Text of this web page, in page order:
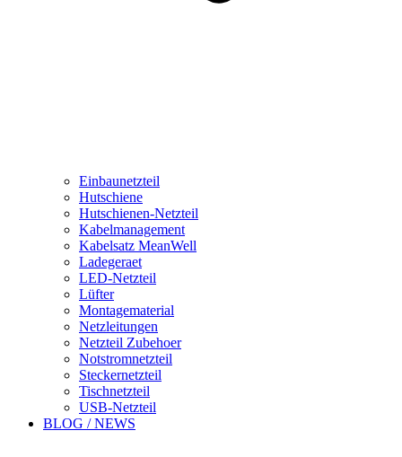
Einbaunetzteil
Hutschiene
Hutschienen-Netzteil
Kabelmanagement
Kabelsatz MeanWell
Ladegeraet
LED-Netzteil
Lüfter
Montagematerial
Netzleitungen
Netzteil Zubehoer
Notstromnetzteil
Steckernetzteil
Tischnetzteil
USB-Netzteil
BLOG / NEWS